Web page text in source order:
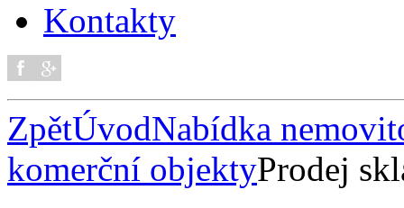
Kontakty
ZpětÚvodNabídka
komerční objektyProdej